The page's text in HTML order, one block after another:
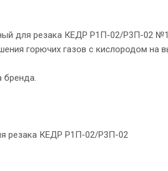
для резака КЕДР Р1П-02/Р3П-02 №1
горючих газов с кислородом на
бренда.
резака КЕДР Р1П-02/Р3П-02